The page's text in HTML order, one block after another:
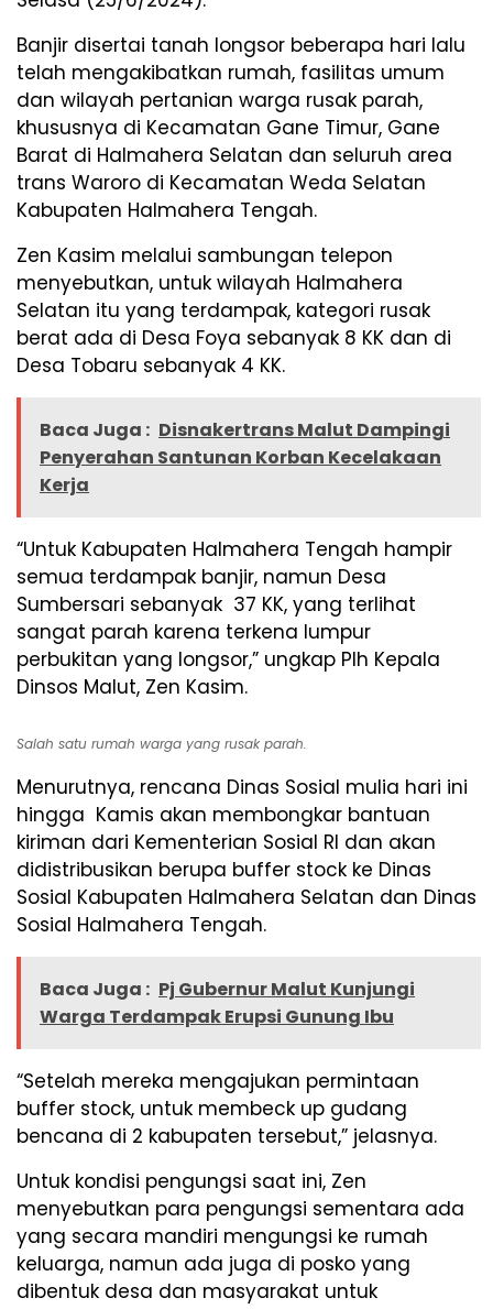
Banjir disertai tanah longsor beberapa hari lalu
telah mengakibatkan rumah, fasilitas umum
dan wilayah pertanian warga rusak parah,
khususnya di Kecamatan Gane Timur, Gane
Barat di Halmahera Selatan dan seluruh area
trans Waroro di Kecamatan Weda Selatan
Kabupaten Halmahera Tengah.
Zen Kasim melalui sambungan telepon
menyebutkan, untuk wilayah Halmahera
Selatan itu yang terdampak, kategori rusak
berat ada di Desa Foya sebanyak 8 KK dan di
Desa Tobaru sebanyak 4 KK.
Baca Juga : Disnakertrans Malut Dampingi
Penyerahan Santunan Korban Kecelakaan
Kerja
“Untuk Kabupaten Halmahera Tengah hampir
semua terdampak banjir, namun Desa
Sumbersari sebanyak 37 KK, yang terlihat
sangat parah karena terkena lumpur
perbukitan yang longsor,” ungkap Plh Kepala
Dinsos Malut, Zen Kasim.
Salah satu rumah warga yang rusak parah.
Menurutnya, rencana Dinas Sosial mulia hari ini
hingga Kamis akan membongkar bantuan
kiriman dari Kementerian Sosial RI dan akan
didistribusikan berupa buffer stock ke Dinas
Sosial Kabupaten Halmahera Selatan dan Dinas
Sosial Halmahera Tengah.
Baca Juga : Pj Gubernur Malut Kunjungi
Warga Terdampak Erupsi Gunung Ibu
“Setelah mereka mengajukan permintaan
buffer stock, untuk membeck up gudang
bencana di 2 kabupaten tersebut,” jelasnya.
Untuk kondisi pengungsi saat ini, Zen
menyebutkan para pengungsi sementara ada
yang secara mandiri mengungsi ke rumah
keluarga, namun ada juga di posko yang
dibentuk desa dan masyarakat untuk